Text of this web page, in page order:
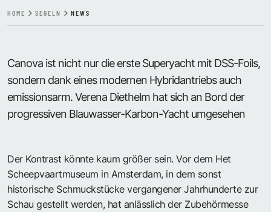
HOME SEGELN NEWS
Canova ist nicht nur die erste Superyacht mit DSS-Foils,
sondern dank eines modernen Hybridantriebs auch
emissionsarm. Verena Diethelm hat sich an Bord der
progressiven Blauwasser-Karbon-Yacht umgesehen
Der Kontrast könnte kaum größer sein. Vor dem Het
Scheepvaartmuseum in Amsterdam, in dem sonst
historische Schmuckstücke vergangener Jahrhunderte zur
Schau gestellt werden, hat anlässlich der Zubehörmesse